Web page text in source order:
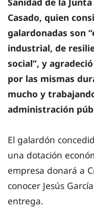
Casado, quien
galardonadas son
industrial, de
social”, y
por las mismas
mucho y
administración
El galardón
una dotación
empresa donará a
conocer Jesús
entrega.